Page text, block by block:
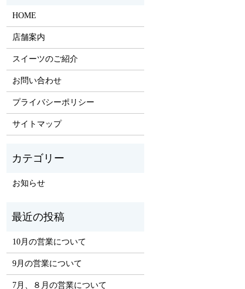
HOME
店舗案内
スイーツのご紹介
お問い合わせ
プライバシーポリシー
サイトマップ
お知らせ
10月の営業について
9月の営業について
7月、８月の営業について